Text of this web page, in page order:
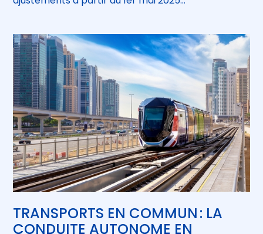
TRANSPORTS EN COMMUN : LA
CONDUITE AUTONOME EN